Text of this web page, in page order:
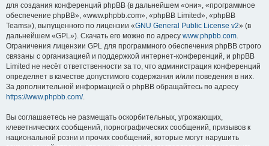
для создания конференций phpBB (в дальнейшем «они», «программное
обеспечение phpBB», «www.phpbb.com», «phpBB Limited», «phpBB
Teams»), выпущенного по лицензии «GNU General Public License v2» (в
дальнейшем «GPL»). Скачать его можно по адресу www.phpbb.com.
Ограничения лицензии GPL для программного обеспечения phpBB строго
связаны с организацией и поддержкой интернет-конференций, и phpBB
Limited не несёт ответственности за то, что администрация конференций
определяет в качестве допустимого содержания и/или поведения в них.
За дополнительной информацией о phpBB обращайтесь по адресу
https://www.phpbb.com/.
Вы соглашаетесь не размещать оскорбительных, угрожающих,
клеветнических сообщений, порнографических сообщений, призывов к
национальной розни и прочих сообщений, которые могут нарушить